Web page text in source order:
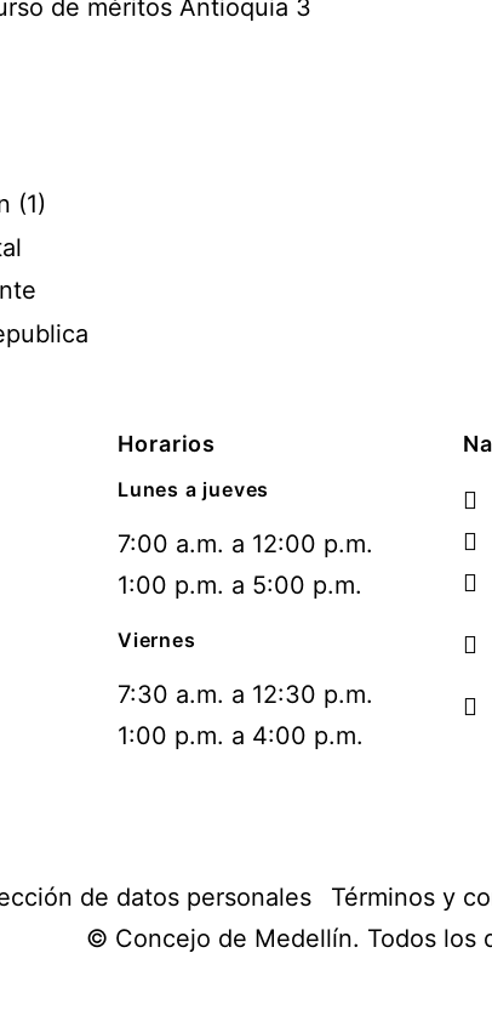
de méritos Antioquia 3
Horarios
Lunes a jueves
7:00 a.m. a 12:00 p.m.
1:00 p.m. a 5:00 p.m.
Viernes
7:30 a.m. a 12:30 p.m.
1:00 p.m. a 4:00 p.m.
de datos personales Términos y
© Concejo de Medellín. Todos los